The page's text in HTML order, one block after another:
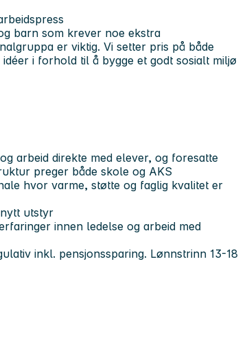
barn som krever noe ekstra
er viktig. Vi setter pris på både
i forhold til å bygge et godt sosialt miljø
arbeid direkte med elever, og foresatte
preger både skole og AKS
hvor varme, støtte og faglig kvalitet er
utstyr
innen ledelse og arbeid med
inkl. pensjonssparing. Lønnstrinn 13-18